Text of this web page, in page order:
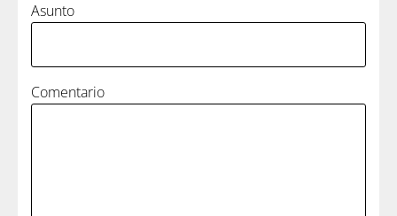
Asunto
Comentario